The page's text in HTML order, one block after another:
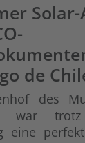
de
des
war
eine